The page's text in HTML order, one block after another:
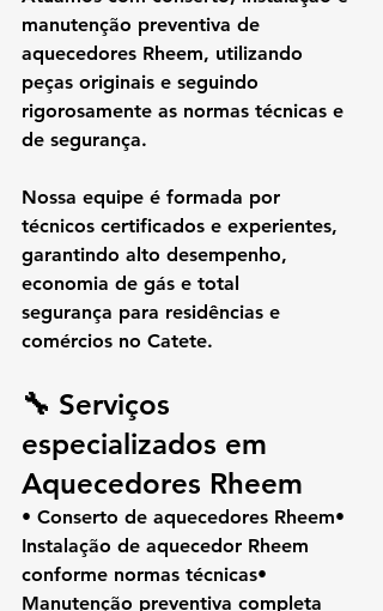
manutenção preventiva de
aquecedores Rheem, utilizando
peças originais e seguindo
rigorosamente as normas técnicas e
de segurança.
Nossa equipe é formada por
técnicos certificados e experientes,
garantindo alto desempenho,
economia de gás e total
segurança para residências e
comércios no Catete.
🔧 Serviços
especializados em
Aquecedores Rheem
• Conserto de aquecedores Rheem•
Instalação de aquecedor Rheem
conforme normas técnicas•
Manutenção preventiva completa